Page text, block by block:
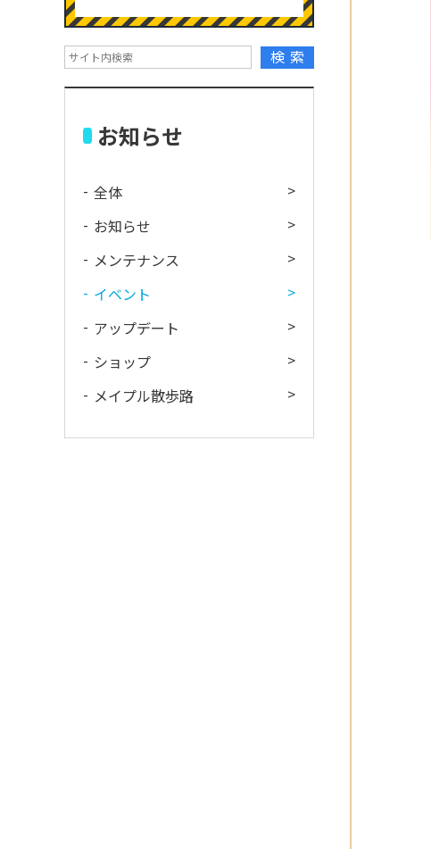
検索
お知らせ
全体
お知らせ
メンテナンス
イベント
アップデート
ショップ
メイプル散歩路